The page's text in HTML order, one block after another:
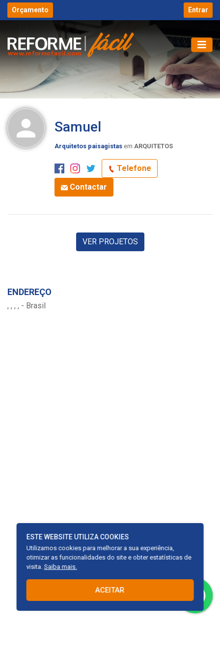
Orçamento Entrar
Samuel
Arquitetos paisagistasem ARQUITETOS
Telefone
Contactar
VER PROJETOS
ENDEREÇO
, , , , - Brasil
ESTE WEBSITE UTILIZA COOKIES
Utilizamos cookies para melhorar a sua experiência,
otimizar as funcionalidades do site e obter estatísticas de
visita.Saiba mais.
ACEITAR